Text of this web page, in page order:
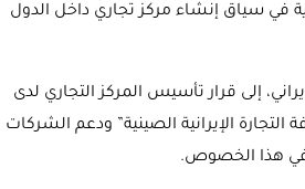
في سياق إنشاء مركز تجاري داخل الدول
إلى قرار تأسيس المركز التجاري لدى
الإيرانية الصينية” ودعم الشركات
في هذا الخصوص.